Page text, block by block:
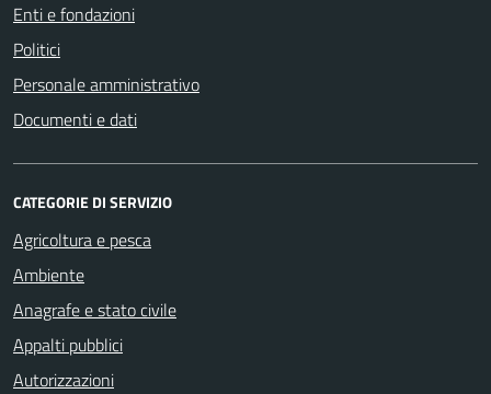
Enti e fondazioni
Politici
Personale amministrativo
Documenti e dati
CATEGORIE DI SERVIZIO
Agricoltura e pesca
Ambiente
Anagrafe e stato civile
Appalti pubblici
Autorizzazioni